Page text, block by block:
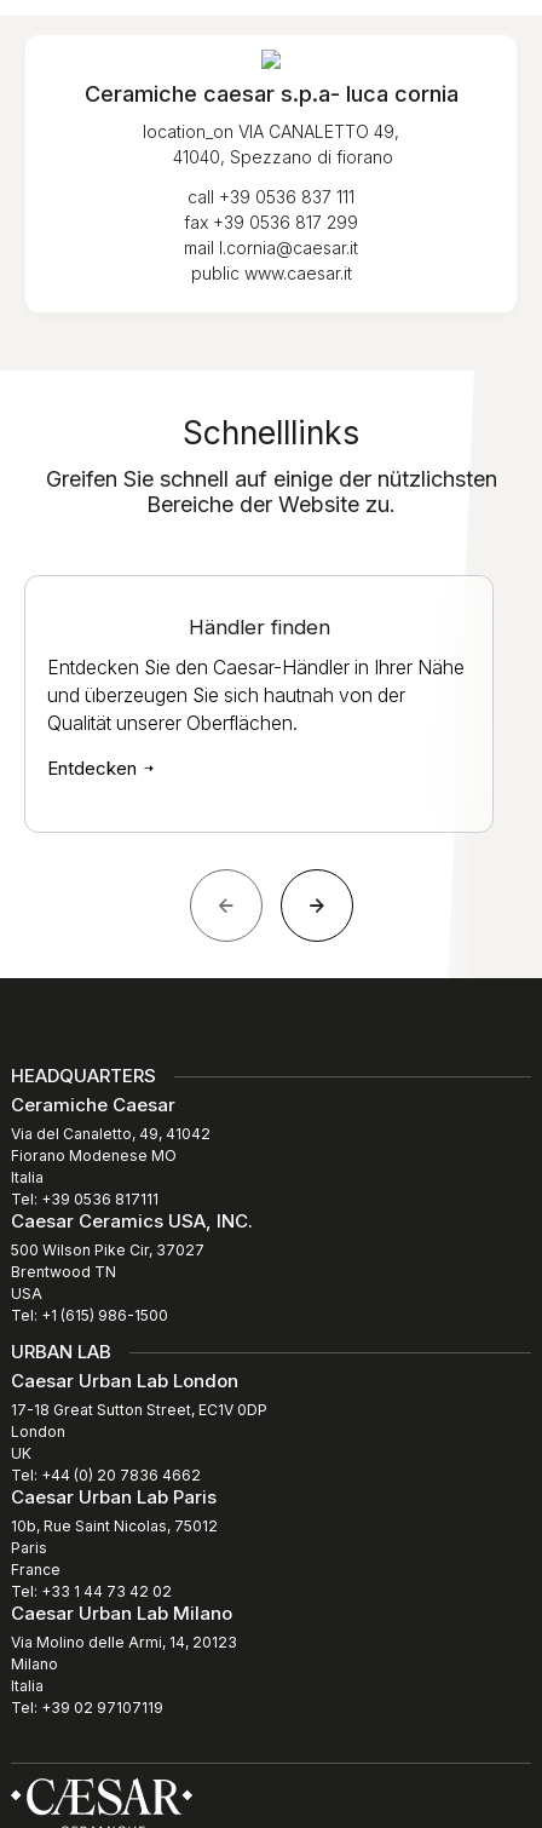
Ceramiche caesar s.p.a- luca cornia
location_on VIA CANALETTO 49,
41040, Spezzano di fiorano
call +39 0536 837 111
fax +39 0536 817 299
mail l.cornia@caesar.it
public www.caesar.it
Schnelllinks
Greifen Sie schnell auf einige der nützlichsten
Bereiche der Website zu.
Händler finden
Entdecken Sie den Caesar-Händler in Ihrer Nähe
und überzeugen Sie sich hautnah von der
Qualität unserer Oberflächen.
Entdecken
HEADQUARTERS
Ceramiche Caesar
Via del Canaletto, 49, 41042
Fiorano Modenese MO
Italia
Tel: +39 0536 817111
Caesar Ceramics USA, INC.
500 Wilson Pike Cir, 37027
Brentwood TN
USA
Tel: +1 (615) 986-1500
URBAN LAB
Caesar Urban Lab London
17-18 Great Sutton Street, EC1V 0DP
London
UK
Tel: +44 (0) 20 7836 4662
Caesar Urban Lab Paris
10b, Rue Saint Nicolas, 75012
Paris
France
Tel: +33 1 44 73 42 02
Caesar Urban Lab Milano
Via Molino delle Armi, 14, 20123
Milano
Italia
Tel: +39 02 97107119